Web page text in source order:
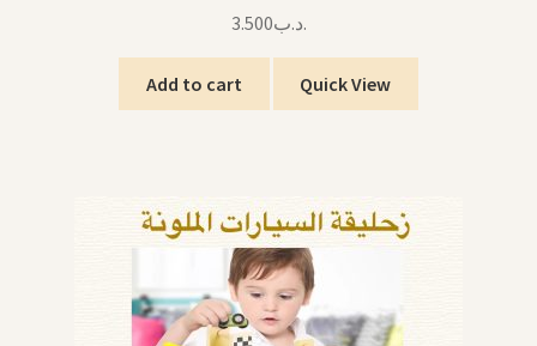
.د.ب3.500
Add to cart Quick View